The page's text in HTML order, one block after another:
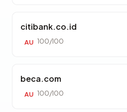
citibank.co.id
AU 100/100
beca.com
AU 100/100